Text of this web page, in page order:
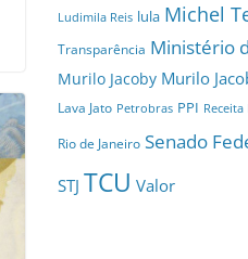
Ludimila Reis lula Michel
Transparência Ministério
Murilo Jacoby Murilo
Lava Jato Petrobras PPI Receita
Rio de Janeiro Senado
STJ TCU Valor